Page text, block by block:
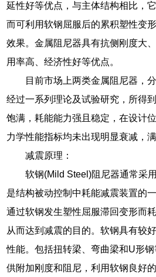
延性好等优点，与主体结构相比，
而可利用软钢屈服后的累积塑性变
效果。金属阻尼器具有抗侧刚度大
用率高、经济性好等优点。
目前市场上两类金属阻尼器，
经过一系列理论及试验研究，所得
饱满，耗能能力强且稳定，在设计
力学性能指标均未出现明显衰减，
减震原理：
软钢(Mild Steel)阻尼器通常采
是结构被动控制中耗能减震装置的
通过软钢发生塑性屈服滞回变形而
从而达到减震的目的。软钢具有较
性能。包括扭转梁、弯曲梁和U形
供附加刚度和阻尼，利用软钢良好